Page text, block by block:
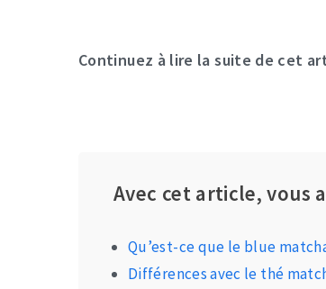
Continuez à lire la suite de cet
Avec cet article, vous
Qu’est-ce que le blue
Différences avec le thé